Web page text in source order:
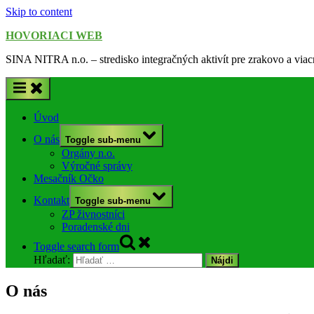
Skip to content
HOVORIACI WEB
SINA NITRA n.o. – stredisko integračných aktivít pre zrakovo a
Úvod
O nás Toggle sub-menu
Orgány n.o.
Výročné správy
Mesačník Očko
Kontakt Toggle sub-menu
ZP živnostníci
Poradenské dni
Toggle search form
Hľadať:
O nás